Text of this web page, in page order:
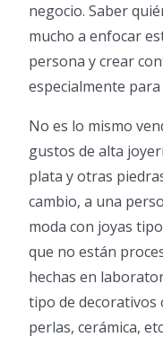
negocio. Saber
mucho a enfocar
persona y crear
especialmente para
No es lo mismo
gustos de alta
plata y otras
cambio, a una
moda con joyas
que no están
hechas en
tipo de decorativos
perlas, cerámica,